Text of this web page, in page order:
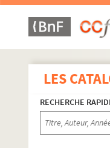
LES
RECHERCHE